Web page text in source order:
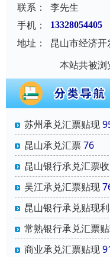
联系：
李先生
手机：
13328054405
地址：
昆山市经济
本站共被浏
苏州承兑汇票贴现
昆山承兑汇票76
昆山银行承兑汇票
吴江承兑汇票贴现
昆山银行承兑贴现
常熟银行承兑汇票
商业承兑汇票贴现